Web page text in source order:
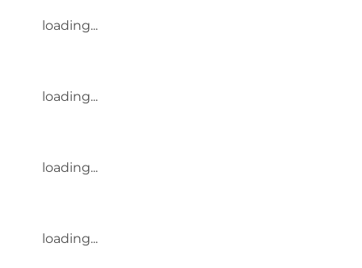
loading...
loading...
loading...
loading...